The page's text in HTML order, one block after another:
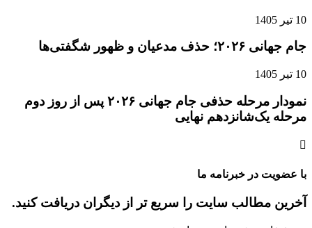
10 تیر 1405
جام جهانی ۲۰۲۶؛ حذف مدعیان و ظهور شگفتی‌ها
10 تیر 1405
نمودار مرحله حذفی جام جهانی ۲۰۲۶ پس از روز دوم
مرحله یک‌شانزدهم نهایی
با عضویت در خبرنامه ما
آخرین مطالب سایت را سریع تر از دیگران دریافت کنید.